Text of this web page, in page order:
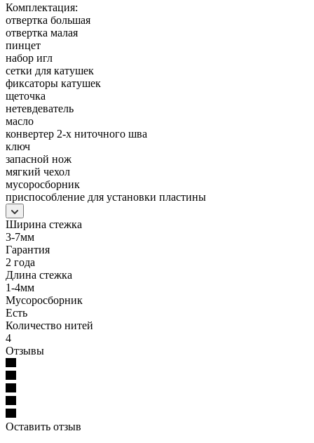
Комплектация:
отвертка большая
отвертка малая
пинцет
набор игл
сетки для катушек
фиксаторы катушек
щеточка
нетевдеватель
масло
конвертер 2-х ниточного шва
ключ
запасной нож
мягкий чехол
мусоросборник
приспособление для установки пластины
Ширина стежка
3-7мм
Гарантия
2 года
Длина стежка
1-4мм
Мусоросборник
Есть
Количество нитей
4
Отзывы
Оставить отзыв